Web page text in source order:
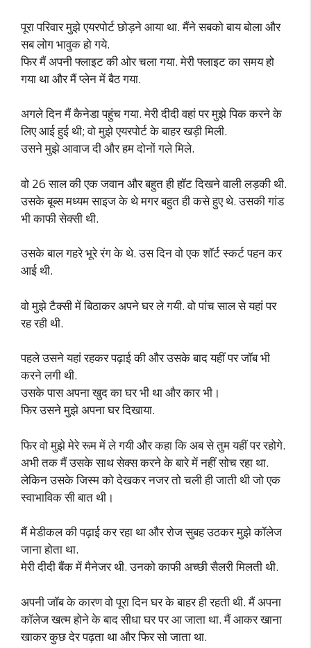
पूरा परिवार मुझे एयरपोर्ट छोड़ने आया था. मैंने सबको बाय बोला और
सब लोग भावुक हो गये.
फिर मैं अपनी फ्लाइट की ओर चला गया. मेरी फ्लाइट का समय हो
गया था और मैं प्लेन में बैठ गया.
अगले दिन मैं कैनेडा पहुंच गया. मेरी दीदी वहां पर मुझे पिक करने के
लिए आई हुई थी; वो मुझे एयरपोर्ट के बाहर खड़ी मिली.
उसने मुझे आवाज दी और हम दोनों गले मिले.
वो 26 साल की एक जवान और बहुत ही हॉट दिखने वाली लड़की थी.
उसके बूब्स मध्यम साइज के थे मगर बहुत ही कसे हुए थे. उसकी गांड
भी काफी सेक्सी थी.
उसके बाल गहरे भूरे रंग के थे. उस दिन वो एक शॉर्ट स्कर्ट पहन कर
आई थी.
वो मुझे टैक्सी में बिठाकर अपने घर ले गयी. वो पांच साल से यहां पर
रह रही थी.
पहले उसने यहां रहकर पढ़ाई की और उसके बाद यहीं पर जॉब भी
करने लगी थी.
उसके पास अपना खुद का घर भी था और कार भी।
फिर उसने मुझे अपना घर दिखाया.
फिर वो मुझे मेरे रूम में ले गयी और कहा कि अब से तुम यहीं पर रहोगे.
अभी तक मैं उसके साथ सेक्स करने के बारे में नहीं सोच रहा था.
लेकिन उसके जिस्म को देखकर नजर तो चली ही जाती थी जो एक
स्वाभाविक सी बात थी।
मैं मेडीकल की पढ़ाई कर रहा था और रोज सुबह उठकर मुझे कॉलेज
जाना होता था.
मेरी दीदी बैंक में मैनेजर थी. उनको काफी अच्छी सैलरी मिलती थी.
अपनी जॉब के कारण वो पूरा दिन घर के बाहर ही रहती थी. मैं अपना
कॉलेज खत्म होने के बाद सीधा घर पर आ जाता था. मैं आकर खाना
खाकर कुछ देर पढ़ता था और फिर सो जाता था.